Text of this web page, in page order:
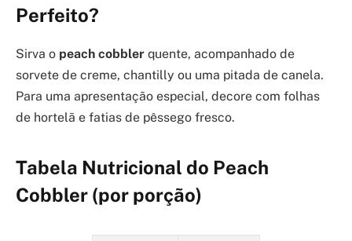
Perfeito?
Sirva o peach cobbler quente, acompanhado de
sorvete de creme, chantilly ou uma pitada de canela.
Para uma apresentação especial, decore com folhas
de hortelã e fatias de pêssego fresco.
Tabela Nutricional do Peach
Cobbler (por porção)